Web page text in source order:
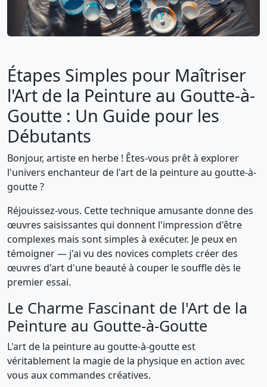
Étapes Simples pour Maîtriser
l'Art de la Peinture au Goutte-à-
Goutte : Un Guide pour les
Débutants
Bonjour, artiste en herbe ! Êtes-vous prêt à explorer
l'univers enchanteur de l'art de la peinture au goutte-à-
goutte ?
Réjouissez-vous. Cette technique amusante donne des
œuvres saisissantes qui donnent l'impression d'être
complexes mais sont simples à exécuter. Je peux en
témoigner — j'ai vu des novices complets créer des
œuvres d'art d'une beauté à couper le souffle dès le
premier essai.
Le Charme Fascinant de l'Art de la
Peinture au Goutte-à-Goutte
L'art de la peinture au goutte-à-goutte est
véritablement la magie de la physique en action avec
vous aux commandes créatives.